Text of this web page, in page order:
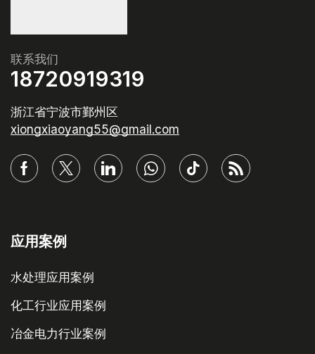
联系我们
18720919319
浙江省宁波市鄞州区
xiongxiaoyang55@gmail.com
应用案例
水处理应用案例
化工行业应用案例
冶金电力行业案例